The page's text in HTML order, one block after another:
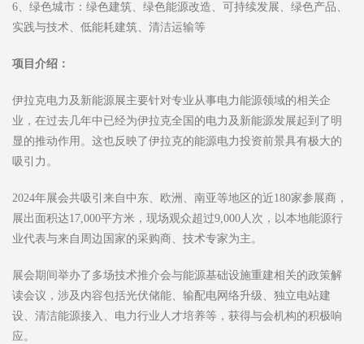
6、绿色城市：绿色建筑、绿色能源改造、可持续发展、绿色产品、
实践与技术、低能耗建筑、清洁运输等
项目介绍：
伊拉克电力及新能源展主要针对专业从事电力能源领域的相关企
业，在过去几年中已经为伊拉克全国的电力及新能源发展起到了明
显的推动作用。这也反映了伊拉克的能源电力投资前景具有极大的
吸引力。
2024年展会共吸引来自中东、欧洲、南亚等地区的近180家参展商，
展出面积达17,000平方米，现场观众超过9,000人次，以本地能源行
业代表与来自周边国家的采购商、技术专家为主。
展会期间举办了多场技术推介会与能源基础设施重建相关的政策解
读会议，涉及内容包括光伏储能、输配电网络升级、独立电站建
设、清洁能源接入、电力行业人才培养等，获得与会机构的积极响
应。